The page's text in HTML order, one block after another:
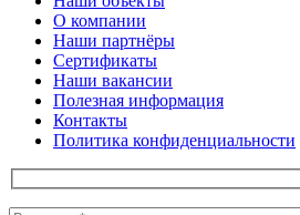
О компании
Наши партнёры
Сертификаты
Наши вакансии
Полезная информация
Контакты
Политика конфиденциальности